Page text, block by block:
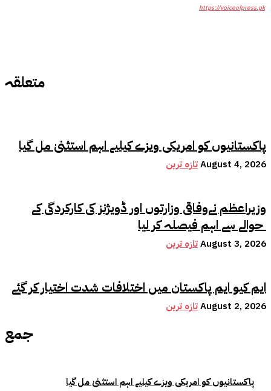
متعلقہ
پاکستانیوں کو امریکی ویزے کیلیے اہم استثنیٰ مل گیا
تازہ ترینAugust 4, 2026
وزیراعظم نےوفاقی وزارتوں اور ڈویژنز کی کارکردگی کے
حوالے سے اہم فیصلہ کر لیا
تازہ ترینAugust 3, 2026
ایم کیو ایم پاکستان میں اختلافات شدت اختیار کر گئے
تازہ ترینAugust 2, 2026
جمع
پاکستانیوں کو امریکی ویزے کیلیے اہم استثنیٰ مل گیا
https://voiceofpress.pk